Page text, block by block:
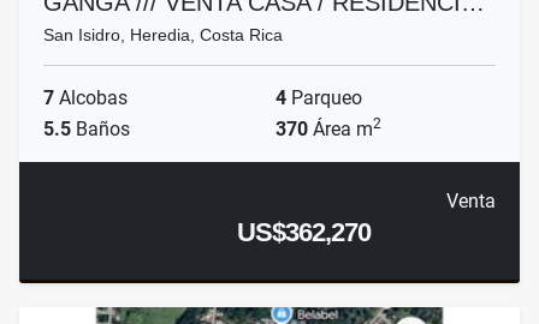
San Isidro, Heredia, Costa Rica
7 Alcobas 4 Parqueo
5.5 Baños 370 Área m2
Venta
US$362,270